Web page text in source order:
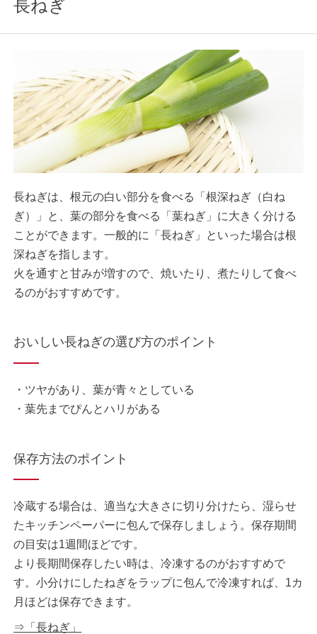
長ねぎ
長ねぎは、根元の白い部分を食べる「根深ねぎ（白ね
ぎ）」と、葉の部分を食べる「葉ねぎ」に大きく分ける
ことができます。一般的に「長ねぎ」といった場合は根
深ねぎを指します。
火を通すと甘みが増すので、焼いたり、煮たりして食べ
るのがおすすめです。
おいしい長ねぎの選び方のポイント
・ツヤがあり、葉が青々としている
・葉先までぴんとハリがある
保存方法のポイント
冷蔵する場合は、適当な大きさに切り分けたら、湿らせ
たキッチンペーパーに包んで保存しましょう。保存期間
の目安は1週間ほどです。
より長期間保存したい時は、冷凍するのがおすすめで
す。小分けにしたねぎをラップに包んで冷凍すれば、1カ
月ほどは保存できます。
⇒「長ねぎ」